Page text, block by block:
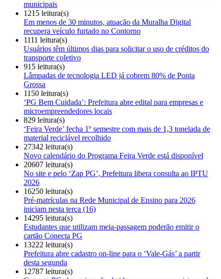
municipais
1215 leitura(s)
Em menos de 30 minutos, atuação da Muralha Digital
recupera veículo furtado no Contorno
1111 leitura(s)
Usuários têm últimos dias para solicitar o uso de créditos do
transporte coletivo
915 leitura(s)
Lâmpadas de tecnologia LED já cobrem 80% de Ponta
Grossa
1150 leitura(s)
‘PG Bem Cuidada’: Prefeitura abre edital para empresas e
microempreendedores locais
829 leitura(s)
‘Feira Verde’ fecha 1º semestre com mais de 1,3 tonelada de
material reciclável recolhido
27342 leitura(s)
Novo calendário do Programa Feira Verde está disponível
20607 leitura(s)
No site e pelo ‘Zap PG’, Prefeitura libera consulta ao IPTU
2026
16250 leitura(s)
Pré-matrículas na Rede Municipal de Ensino para 2026
iniciam nesta terça (16)
14295 leitura(s)
Estudantes que utilizam meia-passagem poderão emitir o
cartão Conecta PG
13222 leitura(s)
Prefeitura abre cadastro on-line para o ‘Vale-Gás’ a partir
desta segunda
12787 leitura(s)